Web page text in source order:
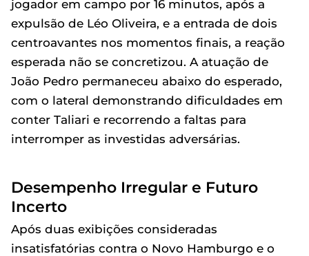
jogador em campo por 16 minutos, após a
expulsão de Léo Oliveira, e a entrada de dois
centroavantes nos momentos finais, a reação
esperada não se concretizou. A atuação de
João Pedro permaneceu abaixo do esperado,
com o lateral demonstrando dificuldades em
conter Taliari e recorrendo a faltas para
interromper as investidas adversárias.
Desempenho Irregular e Futuro
Incerto
Após duas exibições consideradas
insatisfatórias contra o Novo Hamburgo e o